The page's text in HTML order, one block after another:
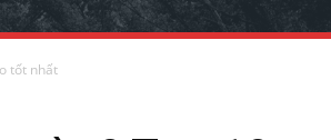
tốt nhất